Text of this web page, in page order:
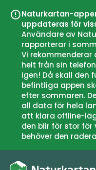
Naturkartan-
uppdateras för
Användare av
rapporterar i
Vi
helt från sin
igen! Då skall den
befintliga appen
efter sommaren.
all data för hela
att klara offline-
den blir för stor
behöver den